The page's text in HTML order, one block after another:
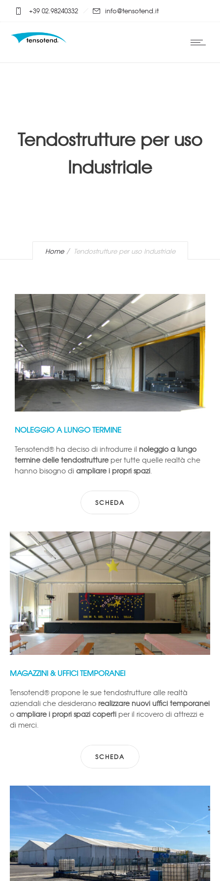
+39 02.98240332 info@tensotend.it
Tendostrutture per uso
Industriale
Home Tendostrutture per uso Industriale
NOLEGGIO A LUNGO TERMINE
Tensotend® ha deciso di introdurre il noleggio a lungo
termine delle tendostrutture per tutte quelle realtà che
hanno bisogno di ampliare i propri spazi
SCHEDA
MAGAZZINI & UFFICI TEMPORANEI
Tensotend® propone le sue tendostrutture alle realtà
aziendali che desiderano realizzare nuovi uffici temporanei
o ampliare i propri spazi coperti per il ricovero di attrezzi e
di merci.
SCHEDA